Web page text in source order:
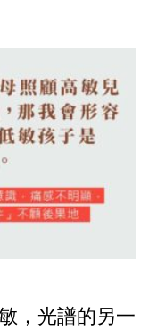
，光譜的另一